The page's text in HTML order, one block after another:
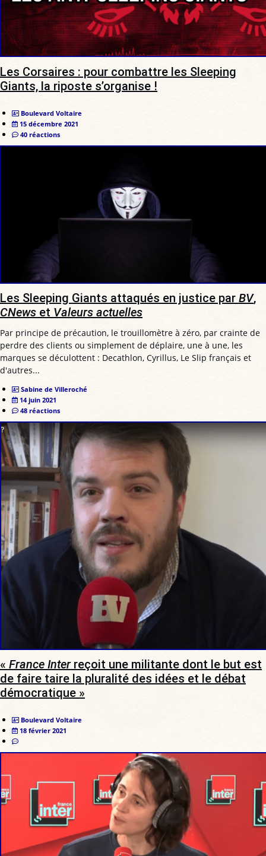
Les Corsaires : pour combattre les Sleeping
Giants, la riposte s’organise !
Boulevard Voltaire
15 décembre 2021
40 réactions
Les Sleeping Giants attaqués en justice par BV,
CNews et Valeurs actuelles
Par principe de précaution, le trouillomètre à zéro, par crainte de
perdre des clients ou simplement de déplaire, une à une, les
marques se déculottent : Decathlon, Cyrillus, Le Slip français et
d'autres...
Sabine de Villeroché
14 juin 2021
48 réactions
« France Interreçoit une militante dont le but est
de faire taire la pluralité des idées et le débat
démocratique »
Boulevard Voltaire
18 février 2021